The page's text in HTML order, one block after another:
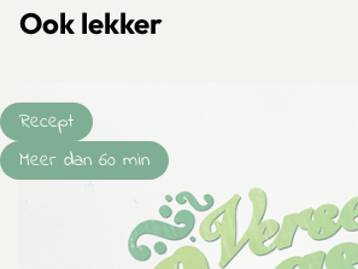
Ook lekker
Recept
Meer dan 60 min